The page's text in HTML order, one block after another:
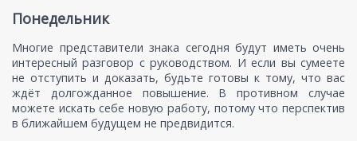
Понедельник
Многие представители знака сегодня будут иметь очень
интересный разговор с руководством. И если вы сумеете
не отступить и доказать, будьте готовы к тому, что вас
ждёт долгожданное повышение. В противном случае
можете искать себе новую работу, потому что перспектив
в ближайшем будущем не предвидится.